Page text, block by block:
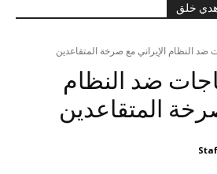
خلق
ضد النظام الإيراني مع صرخة المتقاعدين
ضد النظام
المتقاعدين